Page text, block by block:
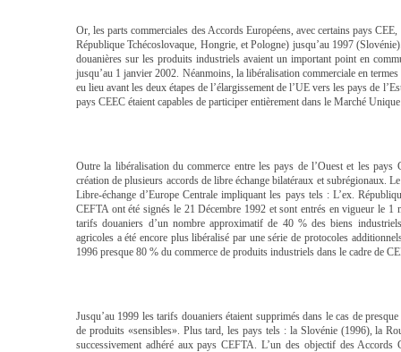
Or, les parts commerciales des Accords Européens, avec certains pays
République Tchécoslovaque, Hongrie, et Pologne) jusqu’au 1997
douanières sur les produits industriels avaient un important point en
jusqu’au 1 janvier 2002. Néanmoins, la libéralisation commerciale en
eu lieu avant les deux étapes de l’élargissement de l’UE vers les pays de
pays CEEC étaient capables de participer entièrement dans le Marché
Outre la libéralisation du commerce entre les pays de l’Ouest et les
création de plusieurs accords de libre échange bilatéraux et subrégionaux.
Libre-échange d’Europe Centrale impliquant les pays tels : L’ex.
CEFTA ont été signés le 21 Décembre 1992 et sont entrés en vigueur le
tarifs douaniers d’un nombre approximatif de 40 % des biens
agricoles a été encore plus libéralisé par une série de protocoles
1996 presque 80 % du commerce de produits industriels dans le cadre de
Jusqu’au 1999 les tarifs douaniers étaient supprimés dans le cas de
de produits «sensibles». Plus tard, les pays tels : la Slovénie (1996), la
successivement adhéré aux pays CEFTA. L’un des objectif des